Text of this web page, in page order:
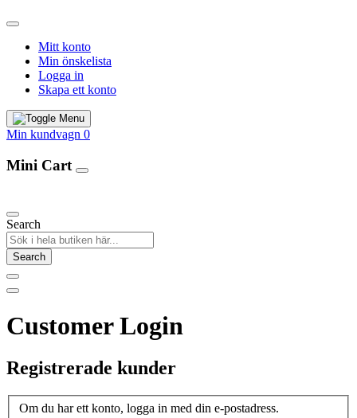
Mitt konto
Min önskelista
Logga in
Skapa ett konto
Min kundvagn 0
Mini Cart
Search
Search
Customer Login
Registrerade kunder
Om du har ett konto, logga in med din e-postadress.